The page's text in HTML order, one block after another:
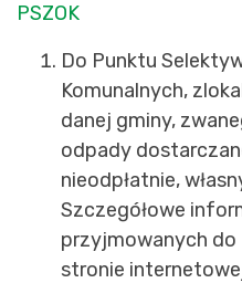
PSZOK
Do Punktu
Komunalnych,
danej gminy,
odpady
nieodpłatnie,
Szczegółowe
przyjmowanych do
stronie